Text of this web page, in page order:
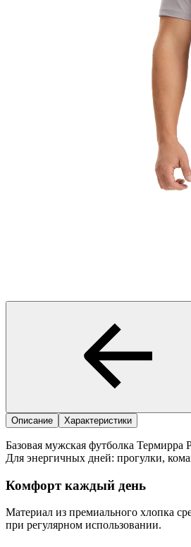
Описание Характеристики
Базовая мужская футболка Термирра
Для энергичных дней: прогулки,
Комфорт каждый день
Материал из премиального хлопка
при регулярном использовании.